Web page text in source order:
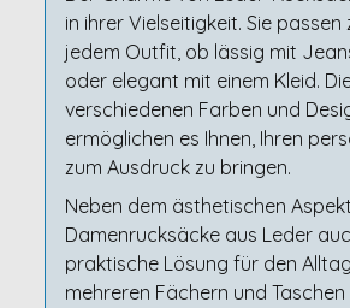
in ihrer Vielseitigkeit. Sie passen
jedem Outfit, ob lässig mit
oder elegant mit einem Kleid.
verschiedenen Farben und
ermöglichen es Ihnen, Ihren
zum Ausdruck zu bringen.
Neben dem ästhetischen
Damenrucksäcke aus Leder
praktische Lösung für den
mehreren Fächern und Taschen